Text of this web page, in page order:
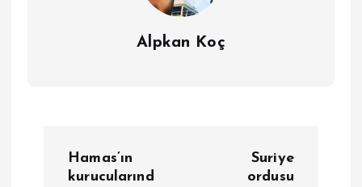
Alpkan Koç
Hamas’ın
kurucularınd
Suriye
ordusu